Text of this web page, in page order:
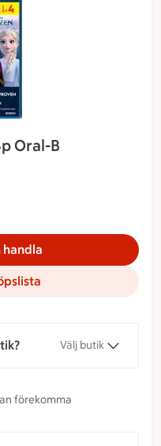
Oral-B
handla
Välj butik
förekomma